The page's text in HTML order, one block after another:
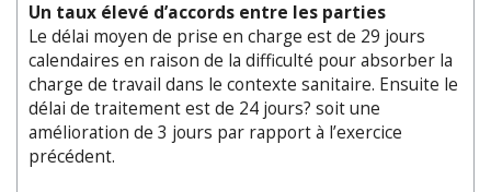
Un taux élevé d’accords entre les parties
Le délai moyen de prise en charge est de 29 jours
calendaires en raison de la difficulté pour absorber la
charge de travail dans le contexte sanitaire. Ensuite le
délai de traitement est de 24 jours? soit une
amélioration de 3 jours par rapport à l’exercice
précédent.